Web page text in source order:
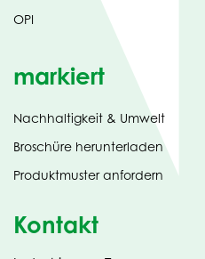
OPI
markiert
Nachhaltigkeit & Umwelt
Broschüre herunterladen(opens
in
new
Produktmuster anfordern
Kontakt